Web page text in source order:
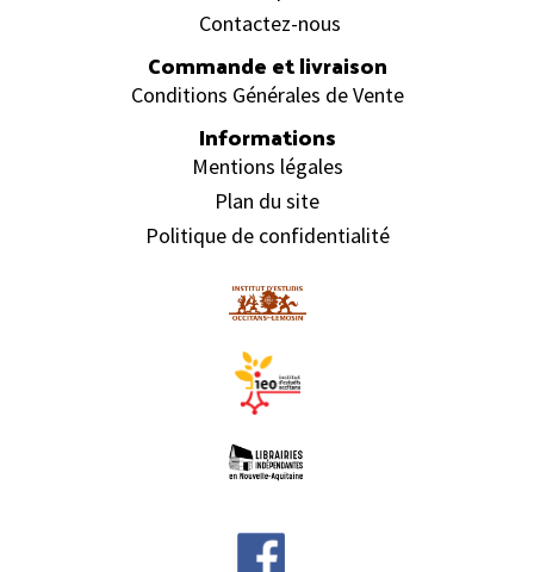
Contactez-nous
Commande et livraison
Conditions Générales de Vente
Informations
Mentions légales
Plan du site
Politique de confidentialité